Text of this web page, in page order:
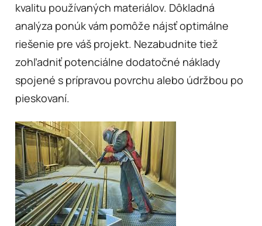
kvalitu používaných materiálov. Dôkladná
analýza ponúk vám pomôže nájsť optimálne
riešenie pre váš projekt. Nezabudnite tiež
zohľadniť potenciálne dodatočné náklady
spojené s prípravou povrchu alebo údržbou po
pieskovaní.